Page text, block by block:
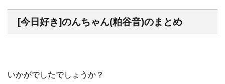
[今日好き]のんちゃん(粕谷音)のまとめ
いかがでしたでしょうか？